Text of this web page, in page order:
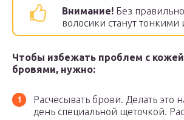
Внимание! Без
волосики станут
Чтобы избежать проблем с
бровями, нужно:
Расчесывать брови. Делать это
день специальной щеточкой.